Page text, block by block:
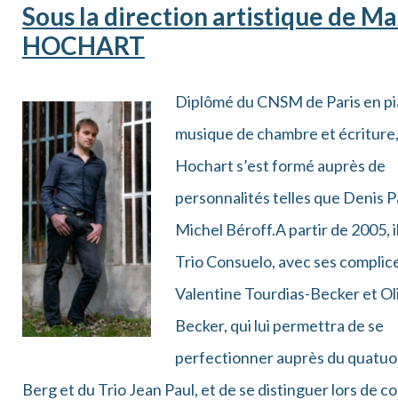
Sous la direction artistique de
HOCHART
Diplômé du CNSM de Paris en
musique de chambre et
Hochart s’est formé auprès de
personnalités telles que Denis
Michel Béroff.A partir de 2005,
Trio Consuelo, avec ses
Valentine Tourdias-Becker et
Becker, qui lui permettra de se
perfectionner auprès du
Berg et du Trio Jean Paul, et de se distinguer lors de